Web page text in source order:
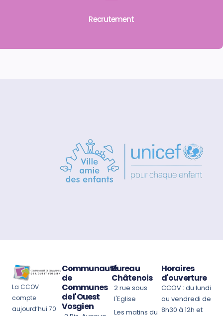
Recrutement
La CCOV
compte
aujourd’hui 70
Communauté
de
Communes
de l'Ouest
Vosgien
Bureau
Châtenois
2 rue sous
l'Eglise
Les matins du
Horaires
d'ouverture
CCOV : du lundi
au vendredi de
8h30 à 12h et